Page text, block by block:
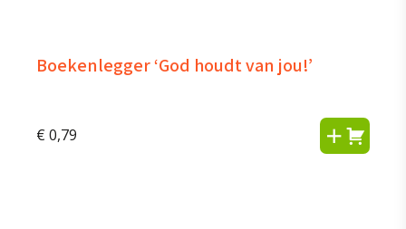
Boekenlegger ‘God houdt van jou!’
€ 0,79